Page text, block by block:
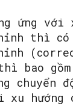
ứng với
thì có
bao
chuyển
hướng